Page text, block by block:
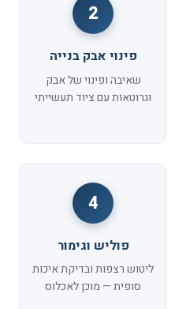
2
פינוי אבק בנייה
שאיבה ופינוי של אבק
וגרוטאות עם ציוד תעשייתי
4
פוליש וגימור
ליטוש רצפות ובדיקת איכות
סופית — מוכן לאכלוס